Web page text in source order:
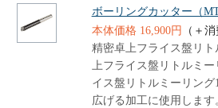
ボーリングカッター（
本体価格 16,900円
（＋
精密卓上フライス盤リ
上フライス盤リトルミ
イス盤リトルミーリン
広げる加工に使用します